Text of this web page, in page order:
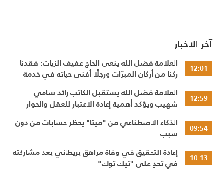
آخر الاخبار
12:01
العلامة فضل الله ينعى الحاج عفيف الزيات: فقدنا
ركنًا من أركان المبرّات ورجلًا أفنى حياته في خدمة
12:59
العلامة فضل الله يستقبل الكاتب رائد سامي
شهيب ويؤكد أهمية إعادة الاعتبار للعقل والحوار
09:54
الذكاء الاصطناعي من "ميتا" يحظر حسابات من دون
سبب
10:13
إعادة التحقيق في وفاة مراهق بريطاني بعد مشاركته
في تحدٍ على "تيك توك"